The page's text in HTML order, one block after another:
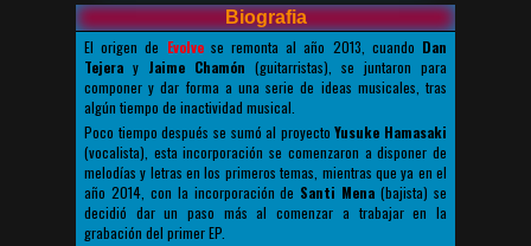
Biografia
El origen de Evolvese remonta al año 2013, cuando Dan
Tejera y Jaime Chamón (guitarristas), se juntaron para
componer y dar forma a una serie de ideas musicales, tras
algún tiempo de inactividad musical.
Poco tiempo después se sumó al proyectoYusuke Hamasaki
(vocalista), esta incorporación se comenzaron a disponer de
melodías y letras en los primeros temas, mientras que ya en el
año 2014, con la incorporación de Santi Mena (bajista) se
decidió dar un paso más al comenzar a trabajar en la
grabación del primer EP.